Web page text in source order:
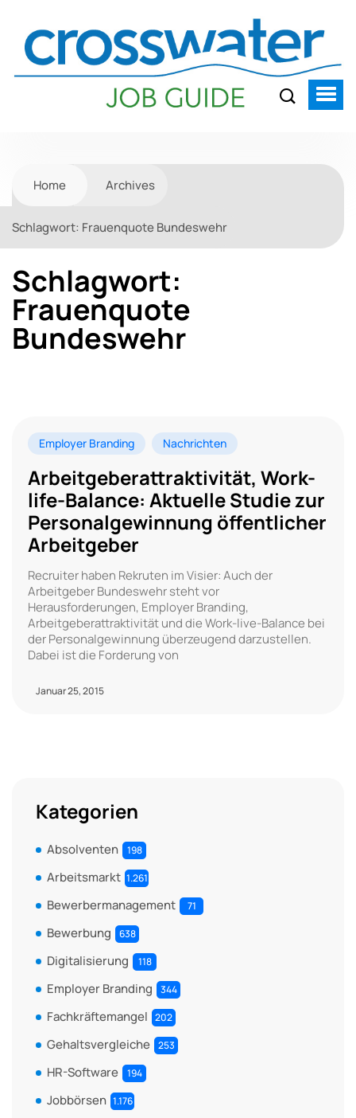
Home Archives
Schlagwort: Frauenquote Bundeswehr
Schlagwort:
Frauenquote
Bundeswehr
Employer Branding Nachrichten
Arbeitgeberattraktivität, Work-
life-Balance: Aktuelle Studie zur
Personalgewinnung öffentlicher
Arbeitgeber
Recruiter haben Rekruten im Visier: Auch der
Arbeitgeber Bundeswehr steht vor
Herausforderungen, Employer Branding,
Arbeitgeberattraktivität und die Work-live-Balance bei
der Personalgewinnung überzeugend darzustellen.
Dabei ist die Forderung von
Januar 25, 2015
Kategorien
Absolventen 198
Arbeitsmarkt 1.261
Bewerbermanagement 71
Bewerbung 638
Digitalisierung 118
Employer Branding 344
Fachkräftemangel 202
Gehaltsvergleiche 253
HR-Software 194
Jobbörsen 1.176